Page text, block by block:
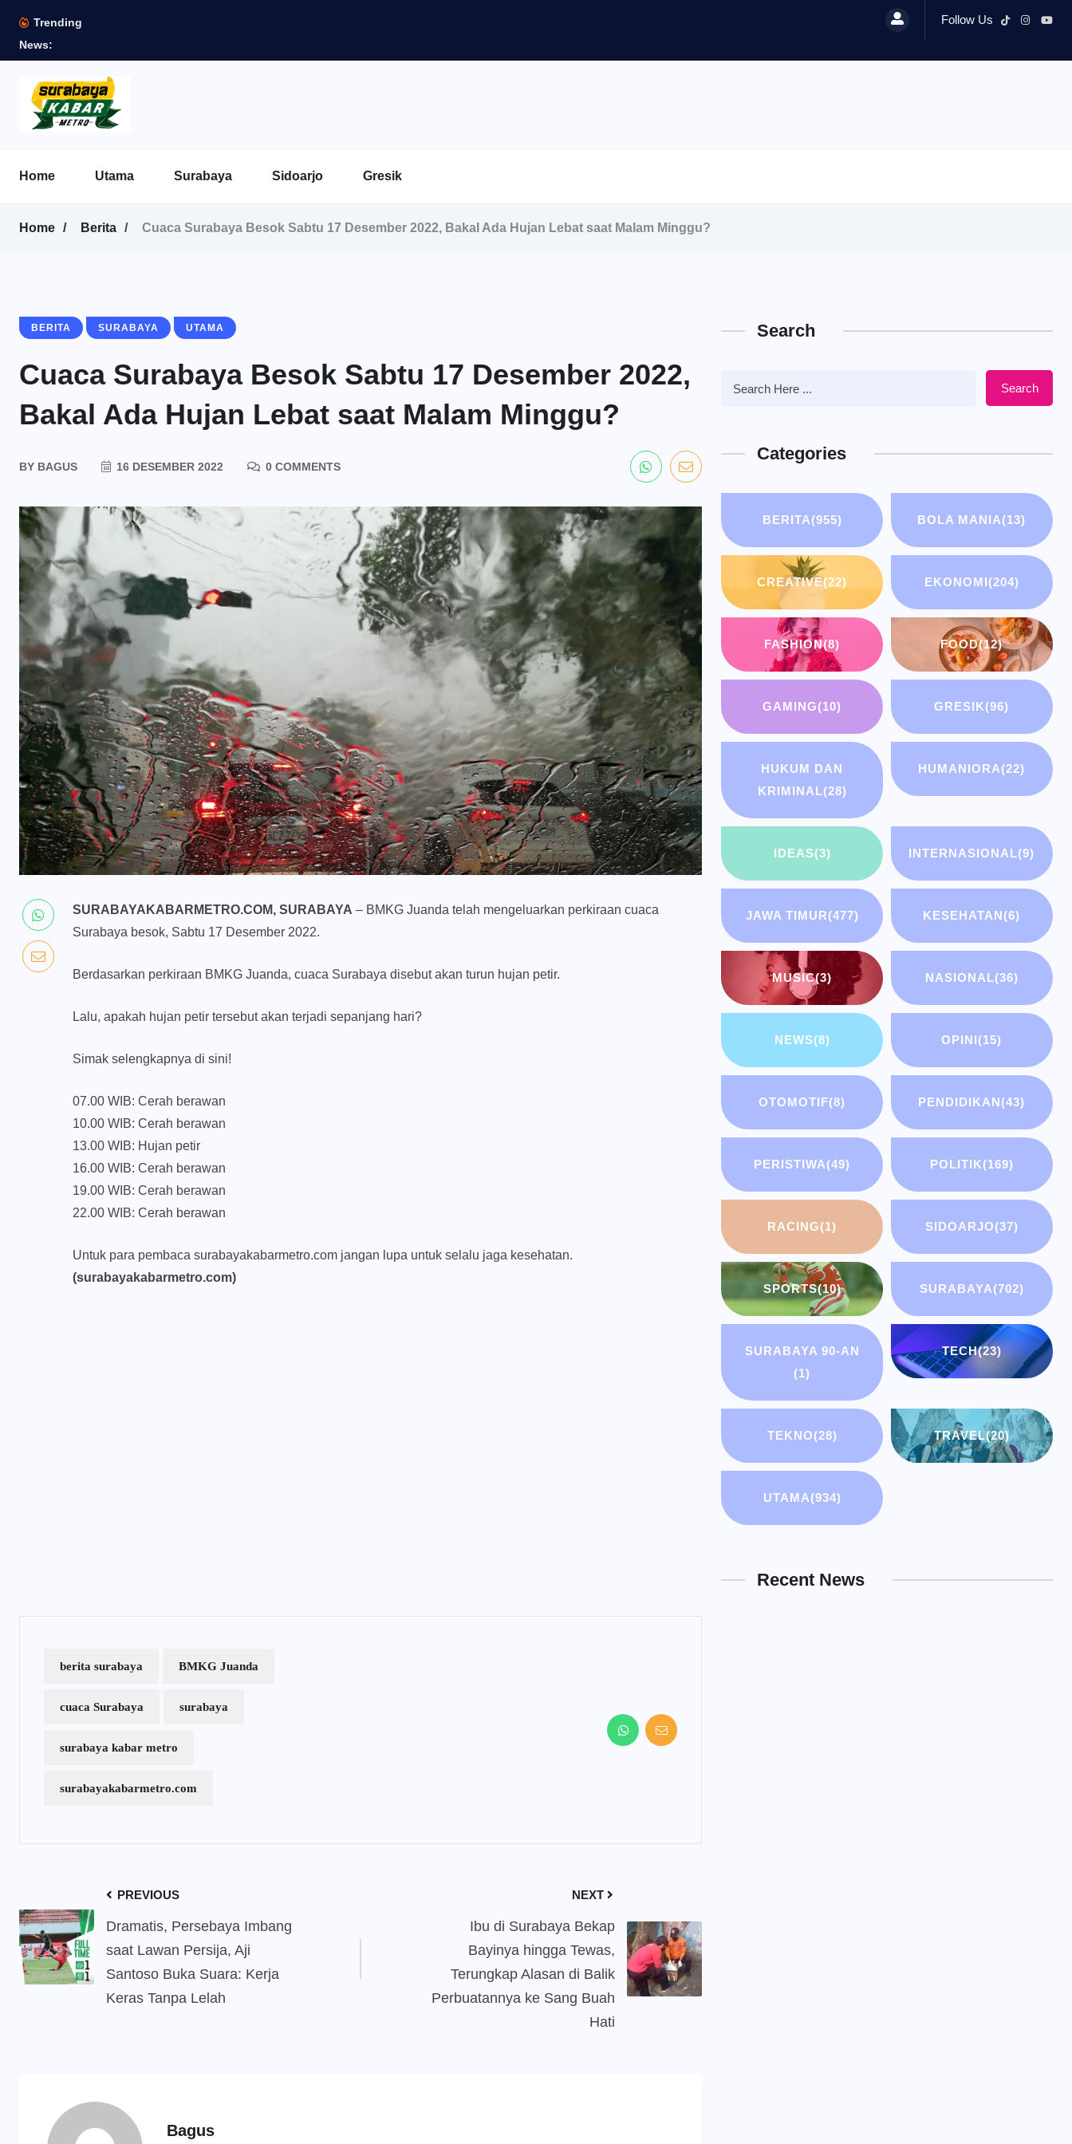
Trending
News:
Follow Us
Home Utama Surabaya Sidoarjo Gresik
Home Berita Cuaca Surabaya Besok Sabtu 17 Desember 2022, Bakal Ada Hujan Lebat saat Malam Minggu?
BERITA SURABAYA UTAMA
Cuaca Surabaya Besok Sabtu 17 Desember 2022,
Bakal Ada Hujan Lebat saat Malam Minggu?
BY BAGUS 16 DESEMBER 2022 0 COMMENTS
SURABAYAKABARMETRO.COM, SURABAYA – BMKG Juanda telah mengeluarkan perkiraan cuaca
Surabaya besok, Sabtu 17 Desember 2022.
Berdasarkan perkiraan BMKG Juanda, cuaca Surabaya disebut akan turun hujan petir.
Lalu, apakah hujan petir tersebut akan terjadi sepanjang hari?
Simak selengkapnya di sini!
07.00 WIB: Cerah berawan
10.00 WIB: Cerah berawan
13.00 WIB: Hujan petir
16.00 WIB: Cerah berawan
19.00 WIB: Cerah berawan
22.00 WIB: Cerah berawan
Untuk para pembaca surabayakabarmetro.com jangan lupa untuk selalu jaga kesehatan.
(surabayakabarmetro.com)
berita surabaya BMKG Juanda
cuaca Surabaya surabaya
surabaya kabar metro
surabayakabarmetro.com
PREVIOUS
Dramatis, Persebaya Imbang
saat Lawan Persija, Aji
Santoso Buka Suara: Kerja
Keras Tanpa Lelah
NEXT
Ibu di Surabaya Bekap
Bayinya hingga Tewas,
Terungkap Alasan di Balik
Perbuatannya ke Sang Buah
Hati
Bagus
Search
Search
Categories
BERITA(955) BOLA MANIA(13)
CREATIVE(22) EKONOMI(204)
FASHION(8) FOOD(12)
GAMING(10) GRESIK(96)
HUKUM DAN
KRIMINAL(28)
HUMANIORA(22)
IDEAS(3) INTERNASIONAL(9)
JAWA TIMUR(477) KESEHATAN(6)
MUSIC(3) NASIONAL(36)
NEWS(8) OPINI(15)
OTOMOTIF(8) PENDIDIKAN(43)
PERISTIWA(49) POLITIK(169)
RACING(1) SIDOARJO(37)
SPORTS(10) SURABAYA(702)
SURABAYA 90-AN
(1)
TECH(23)
TEKNO(28) TRAVEL(20)
UTAMA(934)
Recent News